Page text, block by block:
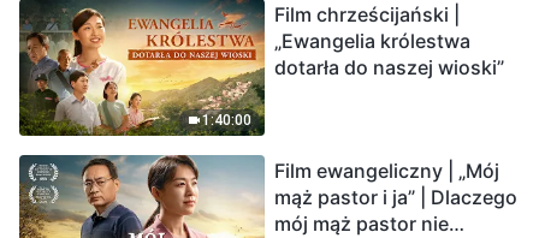
1:40:00
Film chrześcijański |
„Ewangelia królestwa
dotarła do naszej wioski”
Film ewangeliczny | „Mój
mąż pastor i ja” | Dlaczego
mój mąż pastor nie